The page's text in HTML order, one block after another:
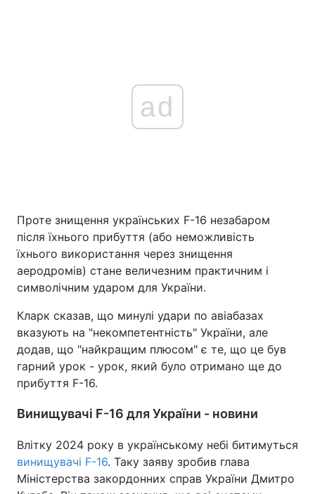
ad
Проте знищення українських F-16 незабаром
після їхнього прибуття (або неможливість
їхнього використання через знищення
аеродромів) стане величезним практичним і
символічним ударом для України.
Кларк сказав, що минулі удари по авіабазах
вказують на "некомпетентність" України, але
додав, що "найкращим плюсом" є те, що це був
гарний урок - урок, який було отримано ще до
прибуття F-16.
Винищувачі F-16 для України - новини
Влітку 2024 року в українському небі битимуться
винищувачі F-16. Таку заяву зробив глава
Міністерства закордонних справ України Дмитро